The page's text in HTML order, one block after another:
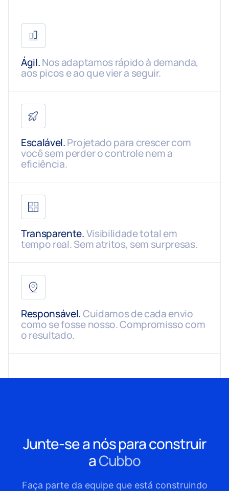
Ágil.Nos adaptamos rápido à demanda,
aos picos e ao que vier a seguir.
Escalável.Projetado para crescer com
você sem perder o controle nem a
eficiência.
Transparente.Visibilidade total em
tempo real. Sem atritos, sem surpresas.
Responsável.Cuidamos de cada envio
como se fosse nosso. Compromisso com
o resultado.
Junte-se a nós para construir
aCubbo
Faça parte da equipe que está construindo